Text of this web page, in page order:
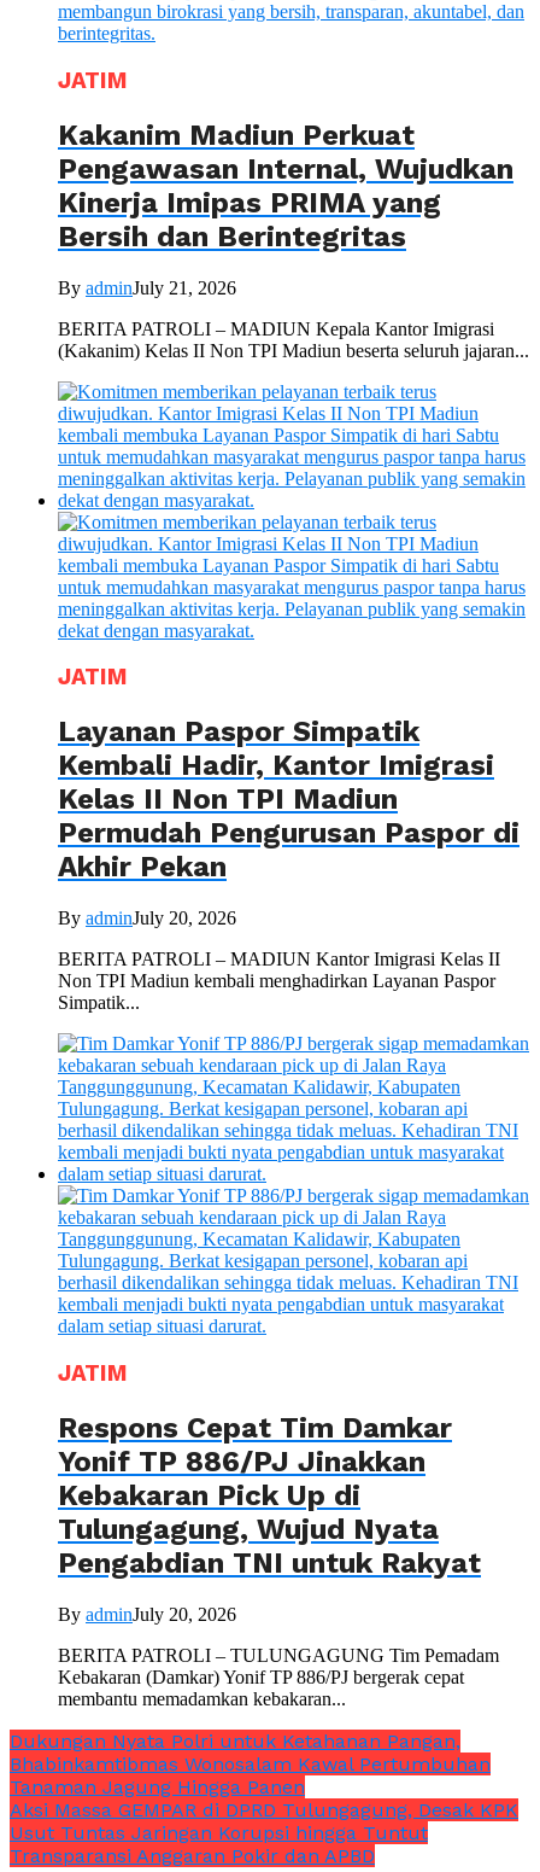
JATIM
Kakanim Madiun Perkuat
Pengawasan Internal, Wujudkan
Kinerja Imipas PRIMA yang
Bersih dan Berintegritas
By adminJuly 21, 2026
BERITA PATROLI – MADIUN Kepala Kantor Imigrasi
(Kakanim) Kelas II Non TPI Madiun beserta seluruh jajaran...
JATIM
Layanan Paspor Simpatik
Kembali Hadir, Kantor Imigrasi
Kelas II Non TPI Madiun
Permudah Pengurusan Paspor di
Akhir Pekan
By adminJuly 20, 2026
BERITA PATROLI – MADIUN Kantor Imigrasi Kelas II
Non TPI Madiun kembali menghadirkan Layanan Paspor
Simpatik...
JATIM
Respons Cepat Tim Damkar
Yonif TP 886/PJ Jinakkan
Kebakaran Pick Up di
Tulungagung, Wujud Nyata
Pengabdian TNI untuk Rakyat
By adminJuly 20, 2026
BERITA PATROLI – TULUNGAGUNG Tim Pemadam
Kebakaran (Damkar) Yonif TP 886/PJ bergerak cepat
membantu memadamkan kebakaran...
Dukungan Nyata Polri untuk Ketahanan Pangan,
Bhabinkamtibmas Wonosalam Kawal Pertumbuhan
Tanaman Jagung Hingga Panen
Aksi Massa GEMPAR di DPRD Tulungagung, Desak KPK
Usut Tuntas Jaringan Korupsi hingga Tuntut
Transparansi Anggaran Pokir dan APBD